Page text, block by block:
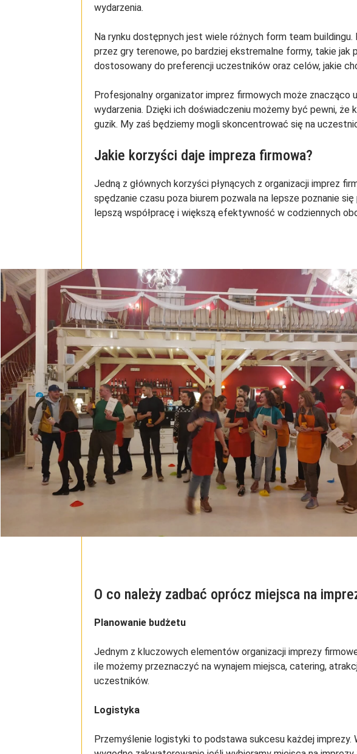
wydarzenia.
Na rynku dostępnych jest wiele różnych form team
przez gry terenowe, po bardziej ekstremalne formy, takie jak
dostosowany do preferencji uczestników oraz celów, jakie
Profesjonalny organizator imprez firmowych może znacząco
wydarzenia. Dzięki ich doświadczeniu możemy być pewni,
guzik. My zaś będziemy mogli skoncentrować się na
Jakie korzyści daje impreza firmowa?
Jedną z głównych korzyści płynących z organizacji imprez
spędzanie czasu poza biurem pozwala na lepsze poznanie
lepszą współpracę i większą efektywność w codziennych
O co należy zadbać oprócz miejsca na
Planowanie budżetu
Jednym z kluczowych elementów organizacji imprezy
ile możemy przeznaczyć na wynajem miejsca, catering,
uczestników.
Logistyka
Przemyślenie logistyki to podstawa sukcesu każdej